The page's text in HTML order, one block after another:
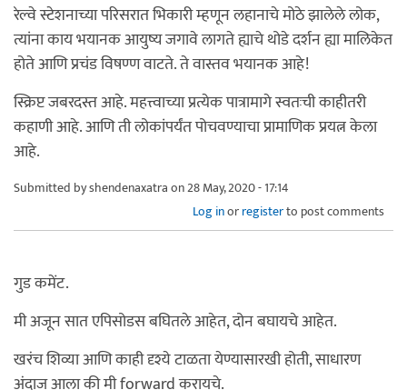
रेल्वे स्टेशनाच्या परिसरात भिकारी म्हणून लहानाचे मोठे झालेले लोक,
त्यांना काय भयानक आयुष्य जगावे लागते ह्याचे थोडे दर्शन ह्या मालिकेत
होते आणि प्रचंड विषण्ण वाटते. ते वास्तव भयानक आहे!
स्क्रिप्ट जबरदस्त आहे. महत्त्वाच्या प्रत्येक पात्रामागे स्वतःची काहीतरी
कहाणी आहे. आणि ती लोकांपर्यंत पोचवण्याचा प्रामाणिक प्रयत्न केला
आहे.
Submitted byshendenaxatraon 28 May, 2020 - 17:14
Log inorregisterto post comments
गुड कमेंट.
मी अजून सात एपिसोडस बघितले आहेत, दोन बघायचे आहेत.
खरंच शिव्या आणि काही दृश्ये टाळता येण्यासारखी होती, साधारण
अंदाज आला की मी forward करायचे.